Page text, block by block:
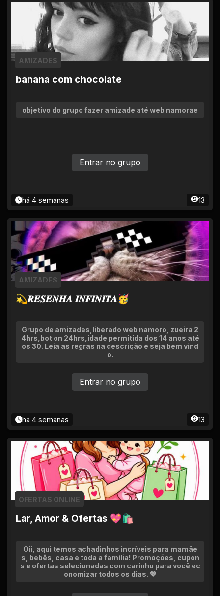
banana com chocolate
AMIZADES
objetivo do grupo fazer amizade até web namorae
há 4 semanas 13
Entrar no grupo
💫𝑹𝑬𝑺𝑬𝑵𝑯𝑨 𝑰𝑵𝑭𝑰𝑵𝑰𝑻𝑨🥳
AMIZADES
Grupo de amizades,liberado web namoro, zueira 2
4hrs,bot on 24hrs,idade permitida dos 14 anos até
os 30. Leia as regras na descrição e seja bem vind
o.
há 4 semanas 13
Entrar no grupo
Lar, Amor & Ofertas 💖🛍
OFERTAS ONLINE
Oii, aqui temos achadinhos incríveis para mamãe
s, bebês, casa e toda a família! Promoções, cupon
s e ofertas selecionadas com carinho para você ec
onomizar todos os dias. 💖